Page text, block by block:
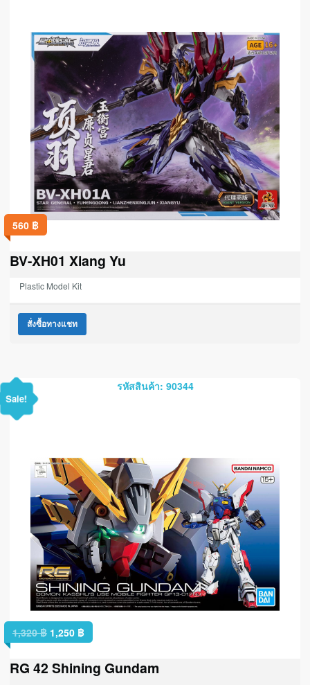
560 ฿
BV-XH01 Xiang Yu
Plastic Model Kit
สั่งซื้อทางแชท
รหัสสินค้า: 90344
Sale!
1,320฿ 1,250 ฿
RG 42 Shining Gundam